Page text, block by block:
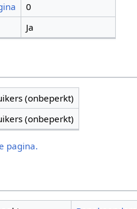
0
Ja
(onbeperkt)
(onbeperkt)
pagina.